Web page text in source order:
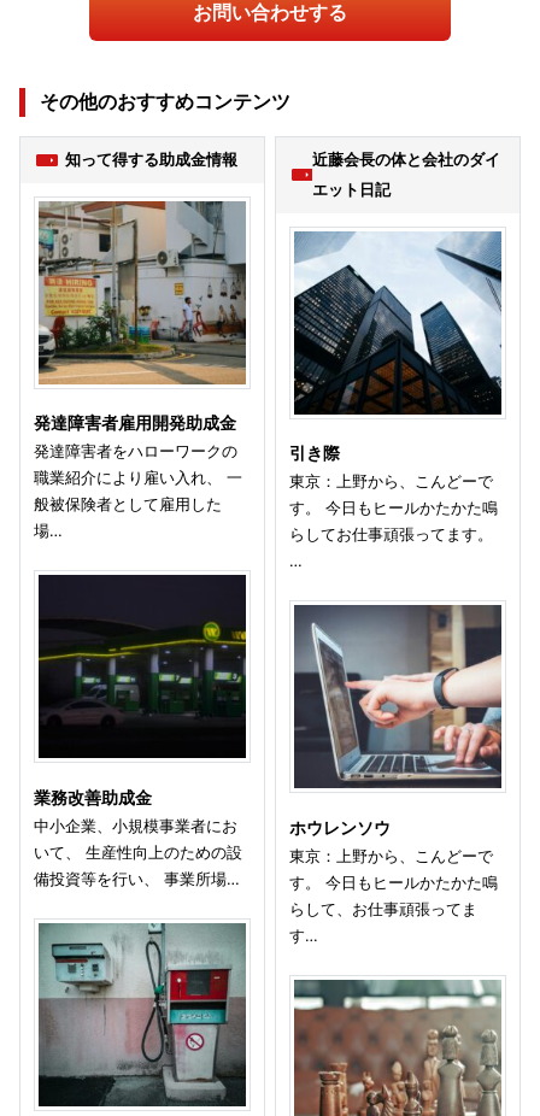
お問い合わせする
その他のおすすめコンテンツ
知って得する助成金情報
発達障害者雇用開発助成金
発達障害者をハローワークの
職業紹介により雇い入れ、 一
般被保険者として雇用した
場…
業務改善助成金
中小企業、小規模事業者にお
いて、 生産性向上のための設
備投資等を行い、 事業所場…
近藤会長の体と会社のダイ
エット日記
引き際
東京：上野から、こんどーで
す。 今日もヒールかたかた鳴
らしてお仕事頑張ってます。
…
ホウレンソウ
東京：上野から、こんどーで
す。 今日もヒールかたかた鳴
らして、お仕事頑張ってま
す…